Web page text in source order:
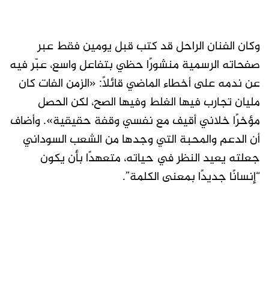
وكان الفنان الراحل قد كتب قبل يومين فقط عبر
صفحاته الرسمية منشورًا حظي بتفاعل واسع، عبّر فيه
عن ندمه على أخطاء الماضي قائلاً: «الزمن الفات كان
مليان تجارب فيها الغلط وفيها الصح، لكن الحصل
مؤخرًا خلاني أقيف مع نفسي وقفة حقيقية». وأضاف
أن الدعم والمحبة التي وجدها من الشعب السوداني
جعلته يعيد النظر في حياته، متعهدًا بأن يكون
“إنسانًا جديدًا بمعنى الكلمة”.